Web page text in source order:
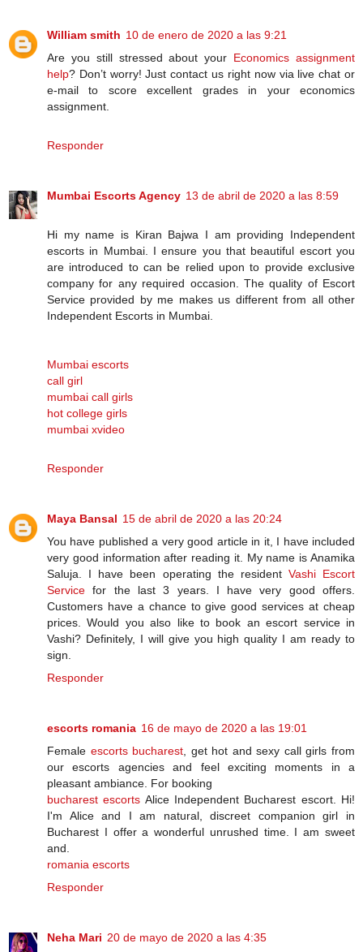
William smith 10 de enero de 2020 a las 9:21
Are you still stressed about your Economics assignment
help? Don’t worry! Just contact us right now via live chat or
e-mail to score excellent grades in your economics
assignment.
Responder
Mumbai Escorts Agency 13 de abril de 2020 a las 8:59
Hi my name is Kiran Bajwa I am providing Independent
escorts in Mumbai. I ensure you that beautiful escort you
are introduced to can be relied upon to provide exclusive
company for any required occasion. The quality of Escort
Service provided by me makes us different from all other
Independent Escorts in Mumbai.
Mumbai escorts
call girl
mumbai call girls
hot college girls
mumbai xvideo
Responder
Maya Bansal 15 de abril de 2020 a las 20:24
You have published a very good article in it, I have included
very good information after reading it. My name is Anamika
Saluja. I have been operating the resident Vashi Escort
Service for the last 3 years. I have very good offers.
Customers have a chance to give good services at cheap
prices. Would you also like to book an escort service in
Vashi? Definitely, I will give you high quality I am ready to
sign.
Responder
escorts romania 16 de mayo de 2020 a las 19:01
Female escorts bucharest , get hot and sexy call girls from
our escorts agencies and feel exciting moments in a
pleasant ambiance. For booking
bucharest escorts Alice Independent Bucharest escort. Hi!
I'm Alice and I am natural, discreet companion girl in
Bucharest I offer a wonderful unrushed time. I am sweet
and.
romania escorts
Responder
Neha Mari 20 de mayo de 2020 a las 4:35